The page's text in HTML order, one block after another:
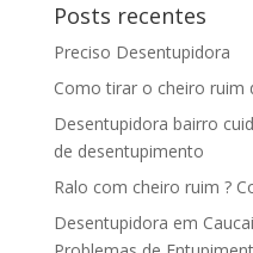
Posts recentes
Preciso Desentupidora
Como tirar o cheiro ruim
Desentupidora bairro
de desentupimento
Ralo com cheiro ruim ?
Desentupidora em